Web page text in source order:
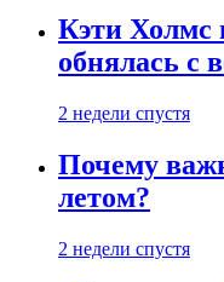
Кэти Холмс
обнялась с
2 недели спустя
Почему
летом?
2 недели спустя